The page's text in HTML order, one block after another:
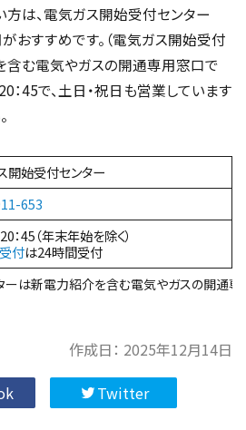
は、電気ガス開始受付センター
がおすすめです。（電気ガス開始受付
含む電気やガスの開通専用窓口で
：45で、土日・祝日も営業しています
開始受付センター
653
：45（年末年始を除く）
付は24時間受付
は新電力紹介を含む電気やガスの開通専
作成日： 2025年12月14日
Twitter